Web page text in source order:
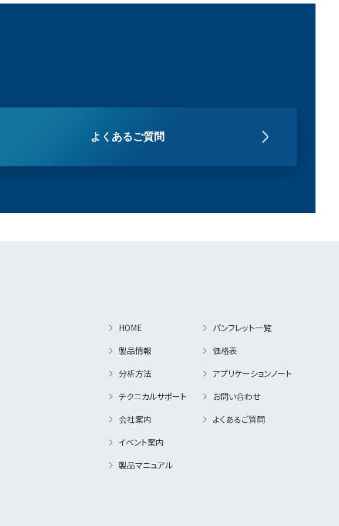
よくあるご質問
HOME
製品情報
分析方法
テクニカルサポート
会社案内
イベント案内
製品マニュアル
パンフレット一覧
価格表
アプリケーションノート
お問い合わせ
よくあるご質問